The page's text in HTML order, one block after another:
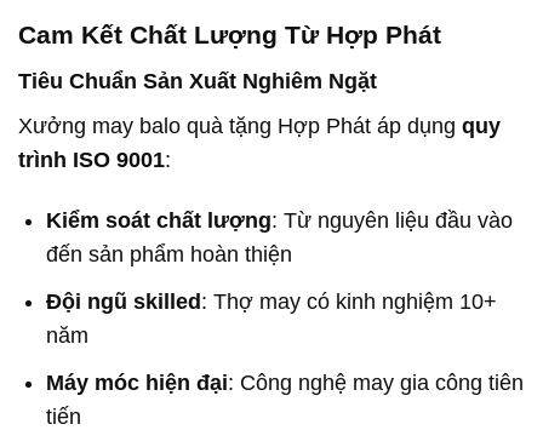
Cam Kết Chất Lượng Từ Hợp Phát
Tiêu Chuẩn Sản Xuất Nghiêm Ngặt
Xưởng may balo quà tặng Hợp Phát áp dụng quy
trình ISO 9001:
Kiểm soát chất lượng: Từ nguyên liệu đầu vào
đến sản phẩm hoàn thiện
Đội ngũ skilled : Thợ may có kinh nghiệm 10+
năm
Máy móc hiện đại: Công nghệ may gia công tiên
tiến